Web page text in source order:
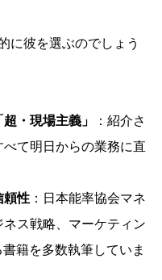
に彼を選ぶのでしょう
・現場主義」
：紹介さ
て明日からの業務に直
頼性 ：日本能率協会マネ
ス戦略、マーケティン
籍を多数執筆していま